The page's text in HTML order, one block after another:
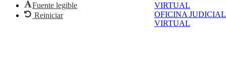
VIRTUAL
OFICINA JUDICIAL
VIRTUAL
Fuente legible
Reiniciar